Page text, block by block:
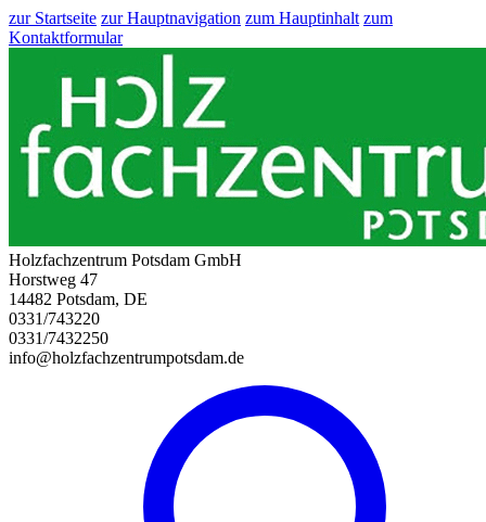
zur Startseite zur Hauptnavigation zum Hauptinhalt zum
Kontaktformular
Holzfachzentrum Potsdam GmbH
Horstweg 47
14482 Potsdam, DE
0331/743220
0331/7432250
info@holzfachzentrumpotsdam.de